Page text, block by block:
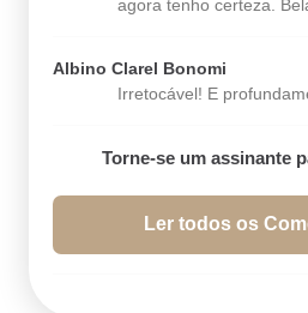
agora tenho certeza.
Albino Clarel Bonomi
Irretocável! E
Torne-se um assinante
Ler todos os